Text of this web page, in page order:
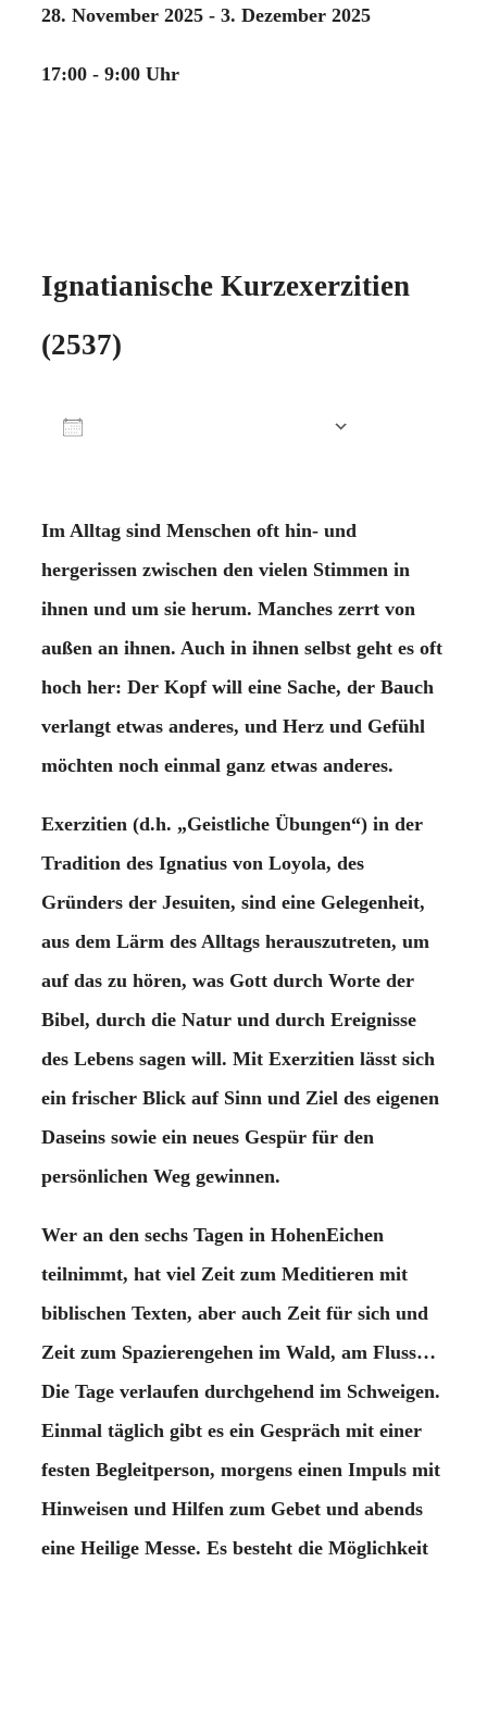
28. November 2025 - 3. Dezember 2025
17:00 - 9:00 Uhr
Ignatianische Kurzexerzitien
(2537)
Im Alltag sind Menschen oft hin- und
hergerissen zwischen den vielen Stimmen in
ihnen und um sie herum. Manches zerrt von
außen an ihnen. Auch in ihnen selbst geht es oft
hoch her: Der Kopf will eine Sache, der Bauch
verlangt etwas anderes, und Herz und Gefühl
möchten noch einmal ganz etwas anderes.
Exerzitien (d.h. „Geistliche Übungen“) in der
Tradition des Ignatius von Loyola, des
Gründers der Jesuiten, sind eine Gelegenheit,
aus dem Lärm des Alltags herauszutreten, um
auf das zu hören, was Gott durch Worte der
Bibel, durch die Natur und durch Ereignisse
des Lebens sagen will. Mit Exerzitien lässt sich
ein frischer Blick auf Sinn und Ziel des eigenen
Daseins sowie ein neues Gespür für den
persönlichen Weg gewinnen.
Wer an den sechs Tagen in HohenEichen
teilnimmt, hat viel Zeit zum Meditieren mit
biblischen Texten, aber auch Zeit für sich und
Zeit zum Spazierengehen im Wald, am Fluss…
Die Tage verlaufen durchgehend im Schweigen.
Einmal täglich gibt es ein Gespräch mit einer
festen Begleitperson, morgens einen Impuls mit
Hinweisen und Hilfen zum Gebet und abends
eine Heilige Messe. Es besteht die Möglichkeit